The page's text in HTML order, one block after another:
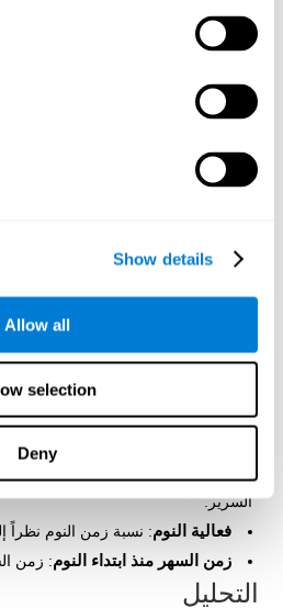
Show details
Allow all
selection
Deny
استثنينا عن الدراسة أيضاً المرضى الذين
السمع، أو الامراض الطبية أو العصبية
طبنفسية، وتوقف التنفس أثناء النوم،
الساقين، والذين كانوا يستعملون الأدوية
لكوجنييفيت، لم يدرّب أية مهاة
المشاركين، ولم يعط أي تقرير.كان
المتغيّرات المقيسة
خلال جهاز في نسع المشاركين تمّ قياس
الذهاب إلى السرير إلى الإستيقاظ.
كمون ابتداء النوم: الوقت الذي
السرير.
فعالية النوم: نسبة زمن النوم نظراً
زمن السهر منذ ابتداء النوم: زمن
التحليل